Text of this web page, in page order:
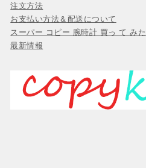
注文方法
お支払い方法＆配送について
スーパー コピー 腕時計 買っ て みた
最新情報